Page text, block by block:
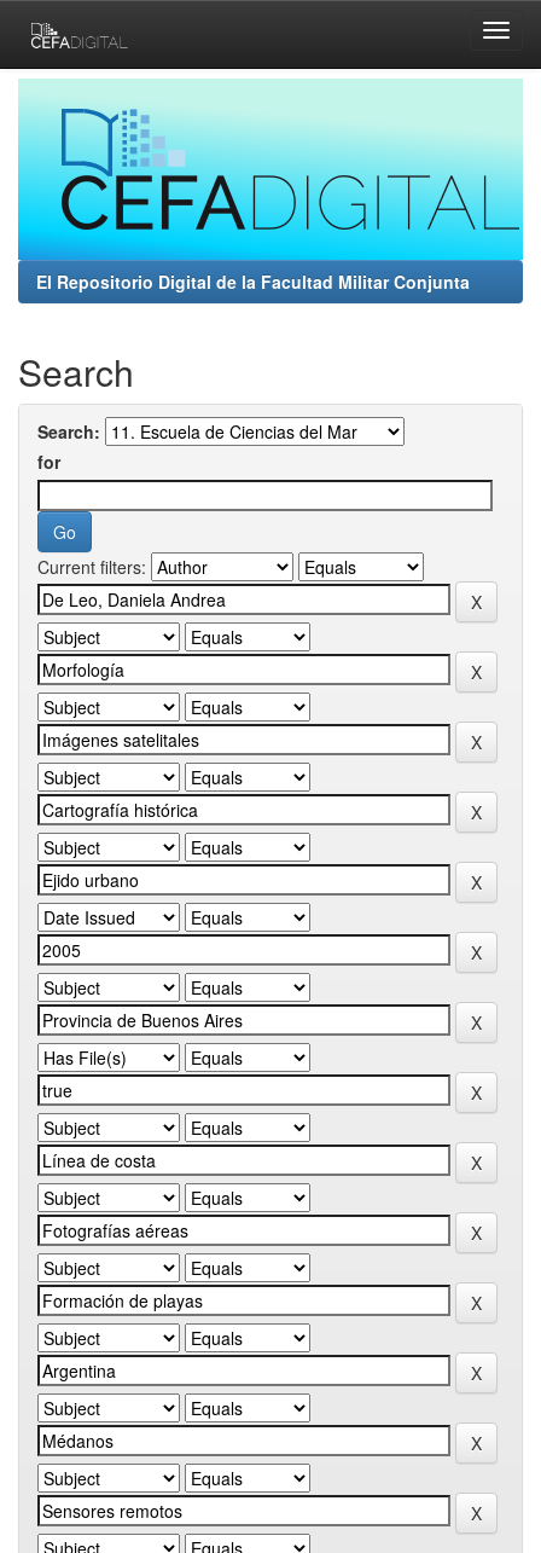
navigation
El Repositorio Digital de la Facultad Militar Conjunta
Search
Search:
for
Current filters: